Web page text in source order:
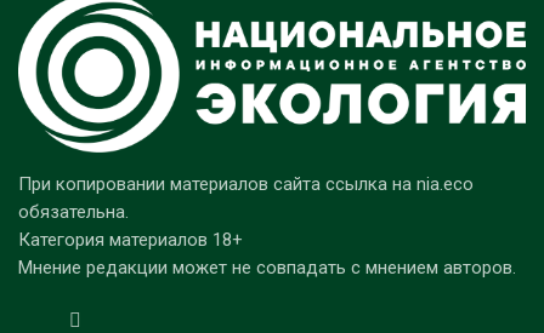
При копировании материалов сайта ссылка на nia.eco
обязательна.
Категория материалов 18+
Мнение редакции может не совпадать с мнением авторов.